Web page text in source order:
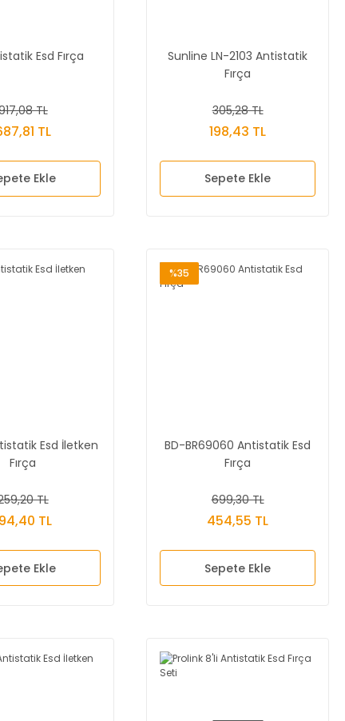
Esd Fırça
TL
TL
Ekle
Sunline LN-2103 Antistatik
Fırça
305,28 TL
198,43 TL
Sepete Ekle
Esd İletken
Fırça
TL
TL
Ekle
%35
BD-BR69060 Antistatik Esd
Fırça
699,30 TL
454,55 TL
Sepete Ekle